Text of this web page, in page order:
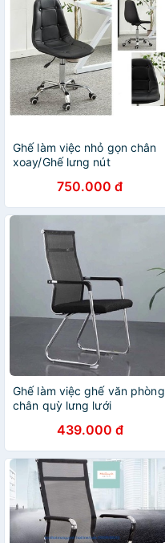
Ghế làm việc nhỏ gọn chân
xoay/Ghế lưng nút
750.000 đ
Ghế làm việc ghế văn phòng
chân quỳ lưng lưới
439.000 đ